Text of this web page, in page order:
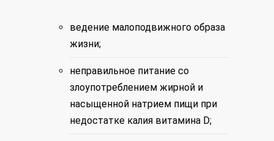
ведение малоподвижного образа
жизни;
неправильное питание со
злоупотреблением жирной и
насыщенной натрием пищи при
недостатке калия витамина D;